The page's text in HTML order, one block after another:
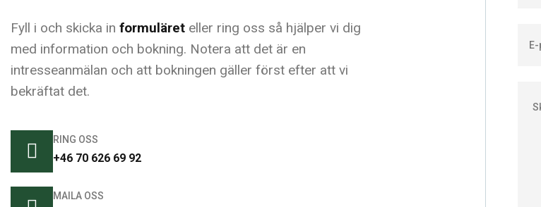
Fyll i och skicka in formuläret eller ring oss så hjälper vi dig
med information och bokning. Notera att det är en
intresseanmälan och att bokningen gäller först efter att vi
bekräftat det.
RING OSS
+46 70 626 69 92
MAILA OSS